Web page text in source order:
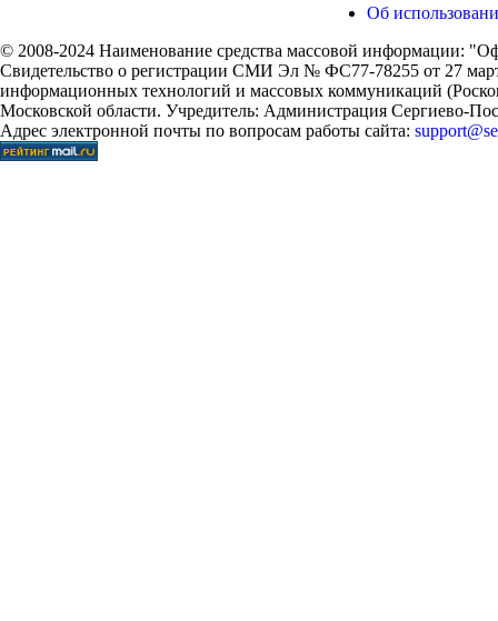
Об
© 2008-2024 Наименование средства массовой информации:
Свидетельство о регистрации СМИ Эл № ФС77-78255 от 27
информационных технологий и массовых коммуникаций
Московской области. Учредитель: Администрация Сергиево-
Адрес электронной почты по вопросам работы сайта: